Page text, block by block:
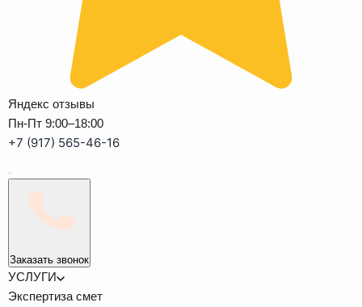
Яндекс отзывы
Пн-Пт 9:00–18:00
+7 (917) 565-46-16
Заказать звонок
УСЛУГИ
Экспертиза смет